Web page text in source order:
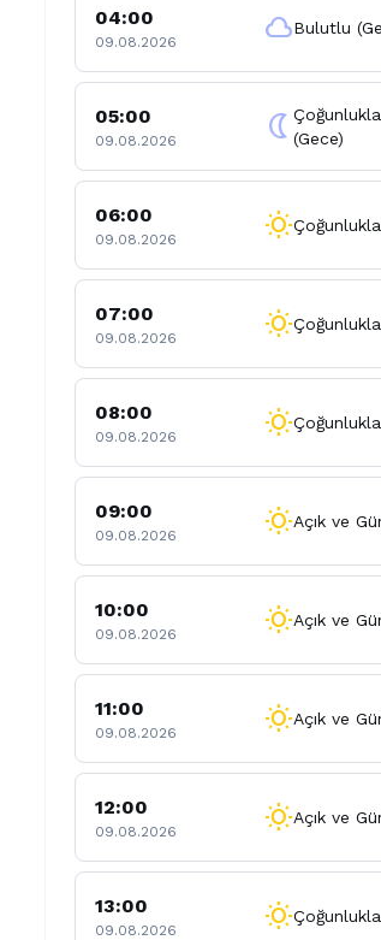
04:00
09.08.2026 cloudBulutlu
05:00
09.08.2026 nightlightÇoğunlukla
(Gece)
06:00
09.08.2026 wb_sunnyÇoğunlukla
07:00
09.08.2026 wb_sunnyÇoğunlukla
08:00
09.08.2026 wb_sunnyÇoğunlukla
09:00
09.08.2026 wb_sunnyAçık ve
10:00
09.08.2026 wb_sunnyAçık ve
11:00
09.08.2026 wb_sunnyAçık ve
12:00
09.08.2026 wb_sunnyAçık ve
13:00
09.08.2026 wb_sunnyÇoğunlukla